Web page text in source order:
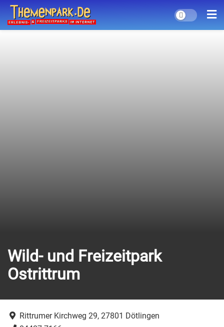
Wild- und Freizeitpark
Ostrittrum
Rittrumer Kirchweg 29, 27801 Dötlingen